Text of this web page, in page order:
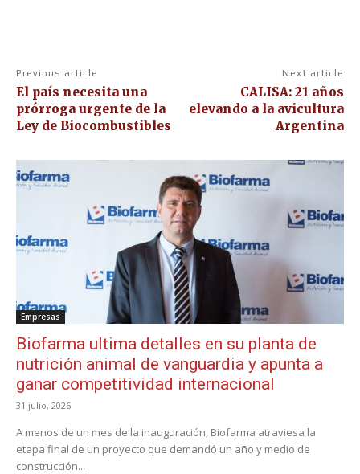
Previous article
El país necesita una
prórroga urgente de la
Ley de Biocombustibles
Next article
CALISA: 21 años
elevando a la avicultura
Argentina
Empresas
Biofarma ultima detalles en su planta de
nutrición animal de vanguardia y apunta a
ganar competitividad internacional
31 julio, 2026
A menos de un mes de la inauguración, Biofarma atraviesa la
etapa final de un proyecto que demandó un año y medio de
construcción...